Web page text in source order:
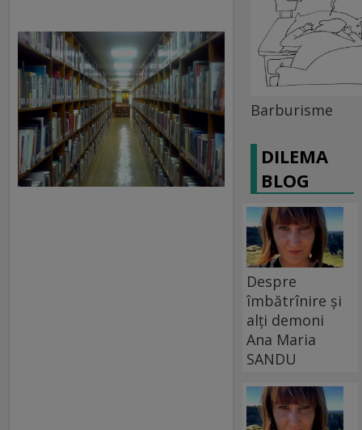
Barburisme
DILEMA
BLOG
Despre
îmbătrînire și
alți demoni
Ana Maria
SANDU